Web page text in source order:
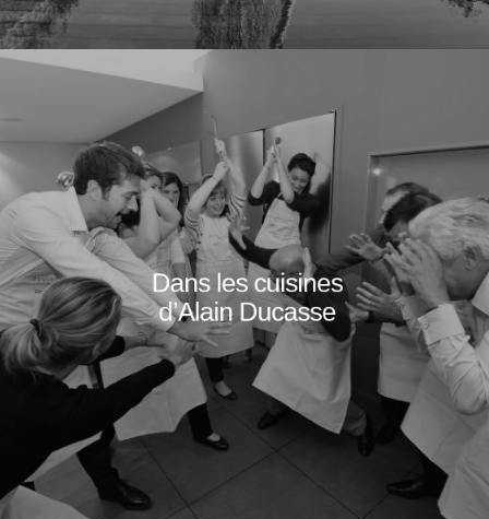
Dans les cuisines
d’Alain Ducasse